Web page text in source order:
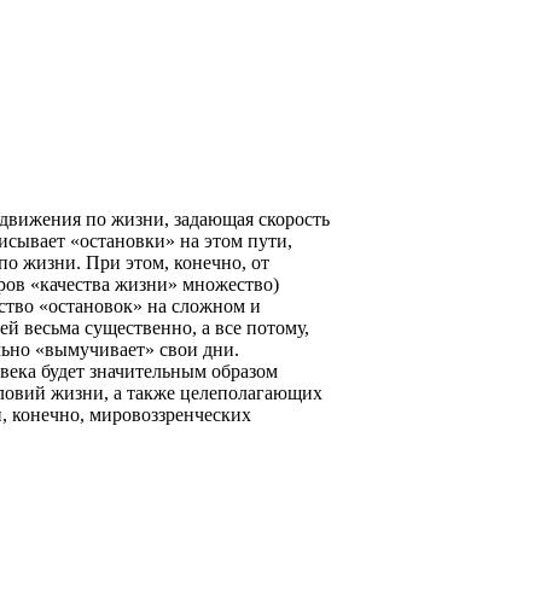
по жизни, задающая скорость
«остановки» на этом пути,
жизни. При этом, конечно, от
«качества жизни» множество)
«остановок» на сложном и
весьма существенно, а все потому,
«вымучивает» свои дни.
будет значительным образом
жизни, а также целеполагающих
конечно, мировоззренческих